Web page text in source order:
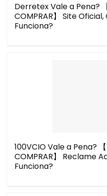
Derretex Vale a Pena?
COMPRAR】 Site
Funciona?
100VCIO Vale a Pena?
COMPRAR】 Reclame
Funciona?